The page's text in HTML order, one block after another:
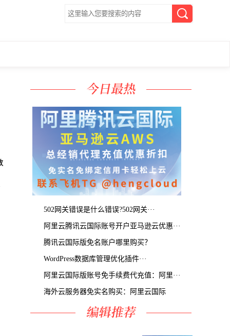
502网关错误是什么错误?502网关···
阿里云腾讯云国际账号开户亚马逊云优惠···
腾讯云国际版免名账户哪里购买？
WordPress数据库管理优化插件···
阿里云国际版账号免手续费代充值：阿里···
海外云服务器免实名购买：阿里云国际